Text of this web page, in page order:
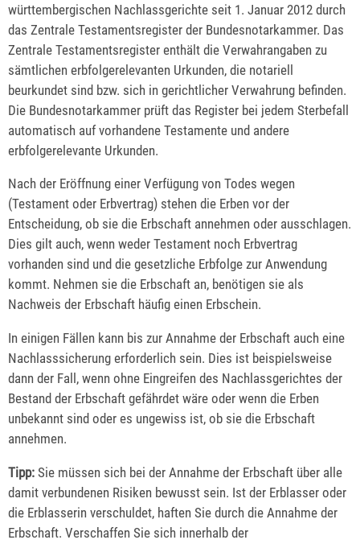
württembergischen Nachlassgerichte seit 1. Januar 2012 durch
das Zentrale Testamentsregister der Bundesnotarkammer. Das
Zentrale Testamentsregister enthält die Verwahrangaben zu
sämtlichen erbfolgerelevanten Urkunden, die notariell
beurkundet sind bzw. sich in gerichtlicher Verwahrung befinden.
Die Bundesnotarkammer prüft das Register bei jedem Sterbefall
automatisch auf vorhandene Testamente und andere
erbfolgerelevante Urkunden.
Nach der Eröffnung einer Verfügung von Todes wegen
(Testament oder Erbvertrag) stehen die Erben vor der
Entscheidung, ob sie die Erbschaft annehmen oder ausschlagen.
Dies gilt auch, wenn weder Testament noch Erbvertrag
vorhanden sind und die gesetzliche Erbfolge zur Anwendung
kommt. Nehmen sie die Erbschaft an, benötigen sie als
Nachweis der Erbschaft häufig einen Erbschein.
In einigen Fällen kann bis zur Annahme der Erbschaft auch eine
Nachlasssicherung erforderlich sein. Dies ist beispielsweise
dann der Fall, wenn ohne Eingreifen des Nachlassgerichtes der
Bestand der Erbschaft gefährdet wäre oder wenn die Erben
unbekannt sind oder es ungewiss ist, ob sie die Erbschaft
annehmen.
Tipp: Sie müssen sich bei der Annahme der Erbschaft über alle
damit verbundenen Risiken bewusst sein. Ist der Erblasser oder
die Erblasserin verschuldet, haften Sie durch die Annahme der
Erbschaft. Verschaffen Sie sich innerhalb der